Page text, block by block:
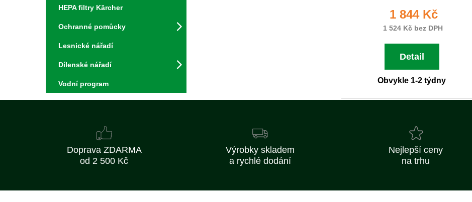
HEPA filtry Kärcher
Ochranné pomůcky
Lesnické nářadí
Dílenské nářadí
Vodní program
1 844 Kč
1 524 Kč bez DPH
Detail
Obvykle 1-2 týdny
Doprava ZDARMA
od 2 500 Kč
Výrobky skladem
a rychlé dodání
Nejlepší ceny
na trhu